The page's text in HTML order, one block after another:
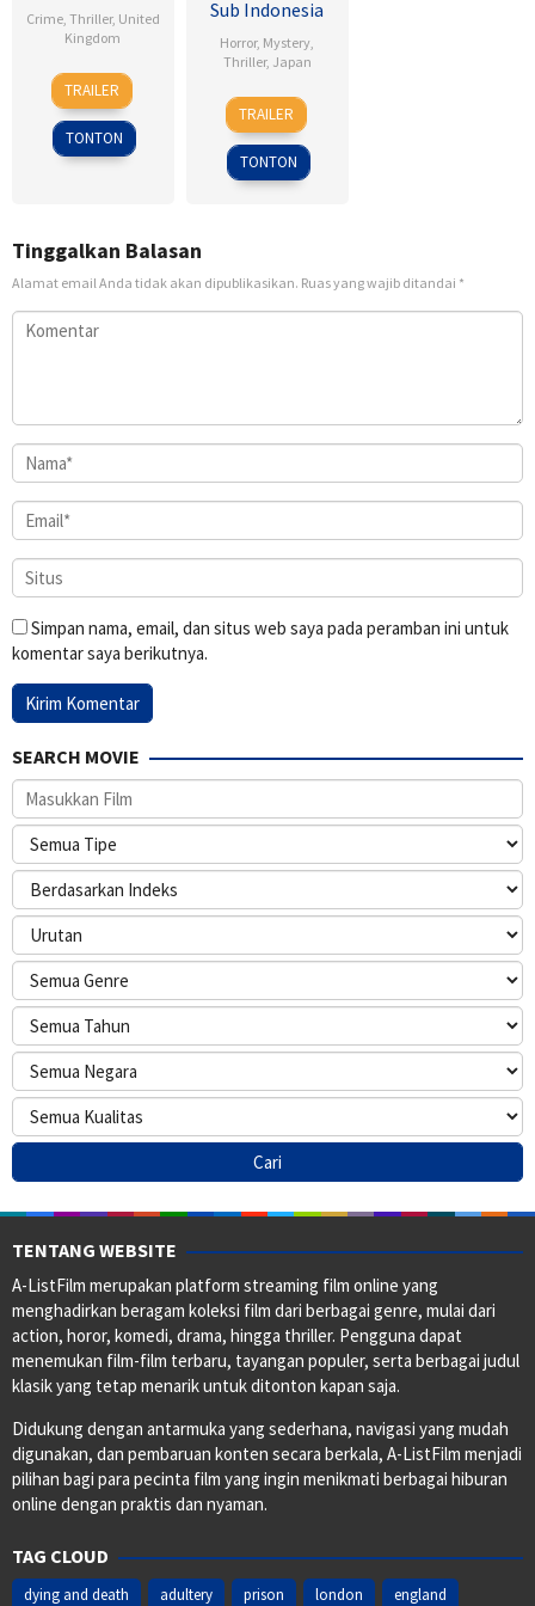
Crime, Thriller, United
Kingdom
19
Aug
2022
Babak
Anvari
TRAILER
TONTON
Sub Indonesia
Horror, Mystery,
Thriller, Japan
30
Sep
2011
Sion
Sono
TRAILER
TONTON
Tinggalkan Balasan
Alamat email Anda tidak akan dipublikasikan. Ruas yang wajib ditandai *
Simpan nama, email, dan situs web saya pada peramban ini untuk
komentar saya berikutnya.
SEARCH MOVIE
TENTANG WEBSITE
A-ListFilm merupakan platform streaming film online yang
menghadirkan beragam koleksi film dari berbagai genre, mulai dari
action, horor, komedi, drama, hingga thriller. Pengguna dapat
menemukan film-film terbaru, tayangan populer, serta berbagai judul
klasik yang tetap menarik untuk ditonton kapan saja.
Didukung dengan antarmuka yang sederhana, navigasi yang mudah
digunakan, dan pembaruan konten secara berkala, A-ListFilm menjadi
pilihan bagi para pecinta film yang ingin menikmati berbagai hiburan
online dengan praktis dan nyaman.
TAG CLOUD
dying and death adultery prison london england